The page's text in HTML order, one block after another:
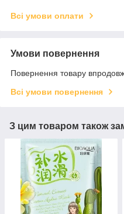
Всі умови оплати
Умови повернення
Повернення товару
Всі умови повернення
З цим товаром також